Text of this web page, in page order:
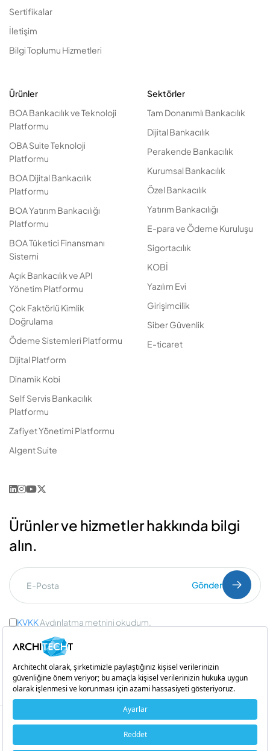
Sertifikalar
İletişim
Bilgi Toplumu Hizmetleri
Ürünler
BOA Bankacılık ve Teknoloji
Platformu
OBA Suite Teknoloji
Platformu
BOA Dijital Bankacılık
Platformu
BOA Yatırım Bankacılığı
Platformu
BOA Tüketici Finansmanı
Sistemi
Açık Bankacılık ve API
Yönetim Platformu
Çok Faktörlü Kimlik
Doğrulama
Ödeme Sistemleri Platformu
Dijital Platform
Dinamik Kobi
Self Servis Bankacılık
Platformu
Zafiyet Yönetimi Platformu
AIgent Suite
Sektörler
Tam Donanımlı Bankacılık
Dijital Bankacılık
Perakende Bankacılık
Kurumsal Bankacılık
Özel Bankacılık
Yatırım Bankacılığı
E-para ve Ödeme Kuruluşu
Sigortacılık
KOBİ
Yazılım Evi
Girişimcilik
Siber Güvenlik
E-ticaret
Ürünler ve hizmetler hakkında bilgi
alın.
Gönder
KVKKAydınlatma metnini okudum.
Ticari İleti Onayı
Bir iştirakidir
Copyright © 2026 Architecht. Her hakkı saklıdır.
Çerez Politikası